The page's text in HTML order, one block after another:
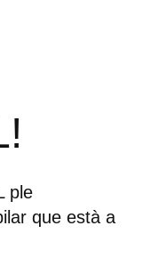
ple
que està a